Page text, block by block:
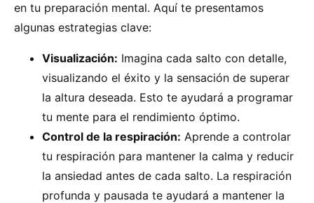
en tu preparación mental. Aquí te presentamos
algunas estrategias clave:
Visualización: Imagina cada salto con detalle,
visualizando el éxito y la sensación de superar
la altura deseada. Esto te ayudará a programar
tu mente para el rendimiento óptimo.
Control de la respiración: Aprende a controlar
tu respiración para mantener la calma y reducir
la ansiedad antes de cada salto. La respiración
profunda y pausada te ayudará a mantener la